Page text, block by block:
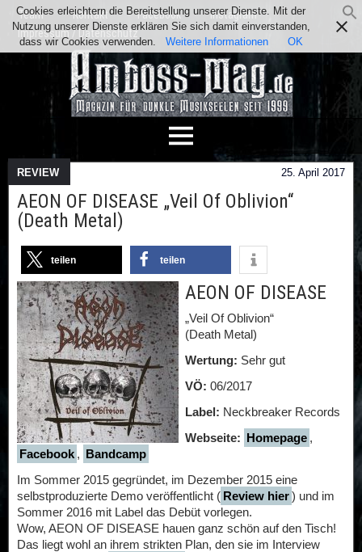
Team Kontakt Facebook
Instagram
Impressum / Datenschutz
REVIEW 25. April 2017
AEON OF DISEASE „Veil Of Oblivion“
(Death Metal)
teilen teilen
AEON OF DISEASE
„Veil Of Oblivion“
(Death Metal)
Wertung: Sehr gut
VÖ: 06/2017
Label: Neckbreaker Records
Webseite: Homepage ,
Facebook , Bandcamp
Im Sommer 2015 gegründet, im Dezember 2015 eine
selbstproduzierte Demo veröffentlicht ( Review hier) und im
Sommer 2016 mit Label das Debüt vorlegen.
Wow, AEON OF DISEASE hauen ganz schön auf den Tisch!
Das liegt wohl an ihrem strikten Plan, den sie im Interview
Cookies erleichtern die Bereitstellung unserer Dienste. Mit der
Nutzung unserer Dienste erklären Sie sich damit einverstanden,
dass wir Cookies verwenden.
Weitere Informationen OK